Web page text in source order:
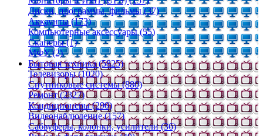
Диски, программы, фильмы (37)
Аккаунты (173)
Компьютерные аксессуары (55)
Сканеры (1)
МФУ (2)
Бытовая техника (5825)
Телевизоры (1020)
Спутниковые системы (880)
Ремонт (2327)
Кондиционеры (290)
Видеонаблюдение (157)
Сабвуферы, колонки, усилители (36)